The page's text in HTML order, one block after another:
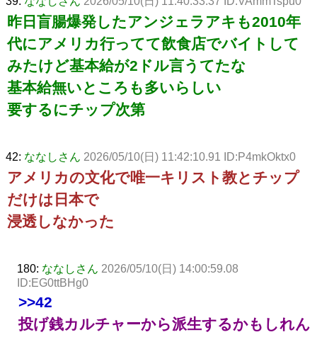
昨日盲腸爆発したアンジェラアキも2010年
代にアメリカ行ってて飲食店でバイトして
みたけど基本給が2ドル言うてたな
基本給無いところも多いらしい
要するにチップ次第
42: ななしさん 2026/05/10(日) 11:42:10.91 ID:P4mkOktx0
アメリカの文化で唯一キリスト教とチップ
だけは日本で
浸透しなかった
180: ななしさん 2026/05/10(日) 14:00:59.08
ID:EG0ttBHg0
>>42
投げ銭カルチャーから派生するかもしれん